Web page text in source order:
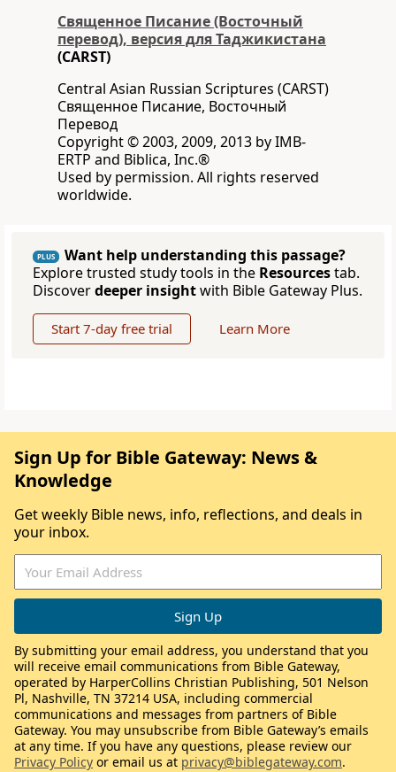
Священное Писание (Восточный
перевод), версия для Таджикистана
(CARST)
Central Asian Russian Scriptures (CARST)
Священное Писание, Восточный
Перевод
Copyright © 2003, 2009, 2013 by IMB-
ERTP and Biblica, Inc.®
Used by permission. All rights reserved
worldwide.
PLUS
Want help understanding this passage?
Explore trusted study tools in the Resourcestab.
Discoverdeeper insightwith Bible Gateway Plus.
Start 7-day free trial Learn More
Sign Up for Bible Gateway: News &
Knowledge
Get weekly Bible news, info, reflections, and deals in
your inbox.
By submitting your email address, you understand that you
will receive email communications from Bible Gateway,
operated by HarperCollins Christian Publishing, 501 Nelson
Pl, Nashville, TN 37214 USA, including commercial
communications and messages from partners of Bible
Gateway. You may unsubscribe from Bible Gateway’s emails
at any time. If you have any questions, please review our
Privacy Policy or email us at privacy@biblegateway.com.